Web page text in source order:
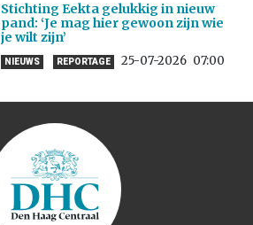
Stichting Eekta gelukkig in nieuw
pand: ‘Je mag hier gewoon zijn wie
je wilt zijn’
NIEUWS REPORTAGE 25-07-2026 07:00